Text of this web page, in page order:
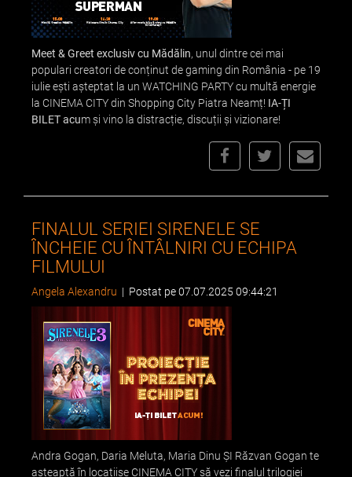
Meet & Greet exclusiv cu Mădălin, unul dintre cei mai
populari creatori de conținut de gaming din România - pe 19
iulie ești așteptat la un WATCHING PARTY cu multă energie
la CINEMA CITY din Shopping City Piatra Neamț! IA-ȚI
BILET acum și vino la distracție, discuții și vizionare!
FINALUL SERIEI SIRENELE SE
ÎNCHEIE CU ÎNTÂLNIRI CU ECHIPA
FILMULUI
Angela Alexandru | Postat pe 07.07.2025 09:44:21
Andra Gogan, Daria Meluta, Maria Dinu ȘI Răzvan Gogan te
așteaptă în locațiișe CINEMA CITY să vezi finalul trilogiei